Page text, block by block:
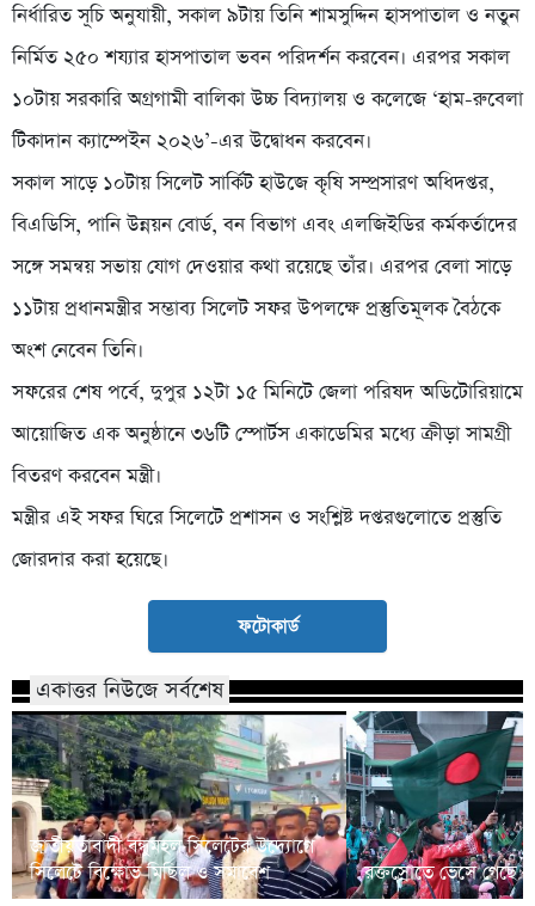
নির্ধারিত সূচি অনুযায়ী, সকাল ৯টায় তিনি শামসুদ্দিন হাসপাতাল ও নতুন
নির্মিত ২৫০ শয্যার হাসপাতাল ভবন পরিদর্শন করবেন। এরপর সকাল
১০টায় সরকারি অগ্রগামী বালিকা উচ্চ বিদ্যালয় ও কলেজে ‘হাম-রুবেলা
টিকাদান ক্যাম্পেইন ২০২৬’-এর উদ্বোধন করবেন।
সকাল সাড়ে ১০টায় সিলেট সার্কিট হাউজে কৃষি সম্প্রসারণ অধিদপ্তর,
বিএডিসি, পানি উন্নয়ন বোর্ড, বন বিভাগ এবং এলজিইডির কর্মকর্তাদের
সঙ্গে সমন্বয় সভায় যোগ দেওয়ার কথা রয়েছে তাঁর। এরপর বেলা সাড়ে
১১টায় প্রধানমন্ত্রীর সম্ভাব্য সিলেট সফর উপলক্ষে প্রস্তুতিমূলক বৈঠকে
অংশ নেবেন তিনি।
সফরের শেষ পর্বে, দুপুর ১২টা ১৫ মিনিটে জেলা পরিষদ অডিটোরিয়ামে
আয়োজিত এক অনুষ্ঠানে ৩৬টি স্পোর্টস একাডেমির মধ্যে ক্রীড়া সামগ্রী
বিতরণ করবেন মন্ত্রী।
মন্ত্রীর এই সফর ঘিরে সিলেটে প্রশাসন ও সংশ্লিষ্ট দপ্তরগুলোতে প্রস্তুতি
জোরদার করা হয়েছে।
ফটোকার্ড
একাত্তর নিউজে সর্বশেষ
জাতীয়তাবাদী বন্ধুমহল সিলেটের উদ্যোগে
সিলেটে বিক্ষোভ মিছিল ও সমাবেশ
রক্তস্রোতে ভেসে গেছে